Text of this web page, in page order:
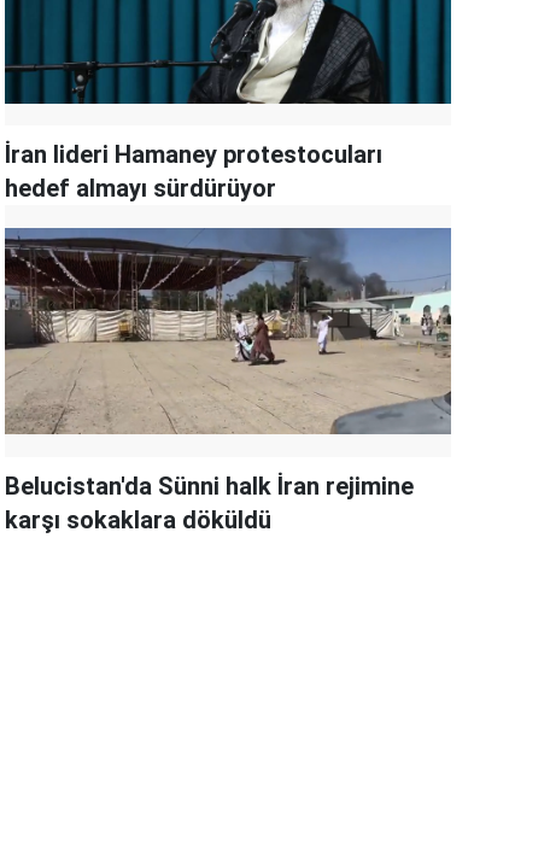
İran lideri Hamaney protestocuları
hedef almayı sürdürüyor
Belucistan'da Sünni halk İran rejimine
karşı sokaklara döküldü